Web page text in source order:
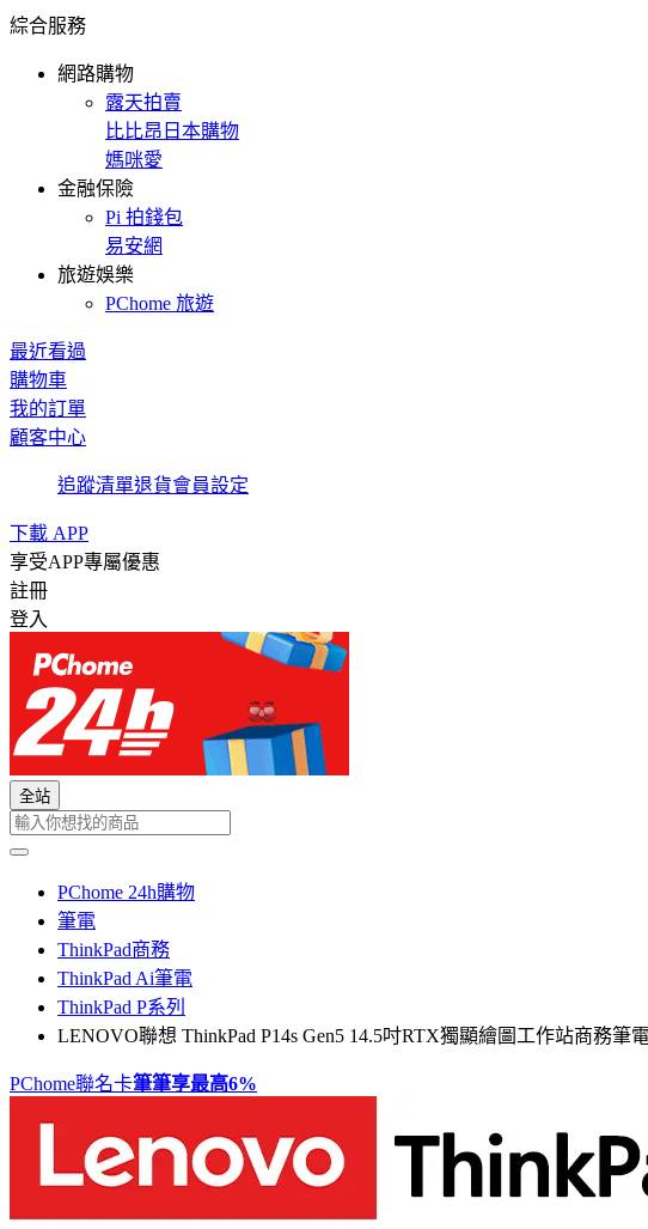
綜合服務
網路購物
露天拍賣
比比昂日本購物
媽咪愛
金融保險
Pi 拍錢包
易安網
旅遊娛樂
PChome 旅遊
最近看過
購物車
我的訂單
顧客中心
追蹤清單退貨會員設定
下載 APP
享受APP專屬優惠
註冊
登入
全站
PChome 24h購物
筆電
ThinkPad商務
ThinkPad Ai筆電
ThinkPad P系列
LENOVO聯想 ThinkPad P14s Gen5 14.5吋RTX獨顯繪圖工作站商務筆
PChome聯名卡筆筆享最高6%